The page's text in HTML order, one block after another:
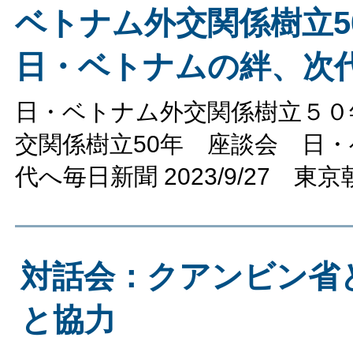
ベトナム外交関係樹
日・ベトナムの絆、次
日・ベトナム外交関係樹立５
交関係樹立50年 座談会 日・
代へ毎日新聞 2023/9/27 東京
対話会：クアンビン省
と協力